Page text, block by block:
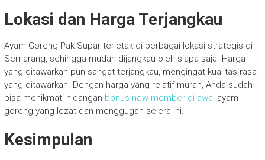
Lokasi dan Harga Terjangkau
Ayam Goreng Pak Supar terletak di berbagai lokasi strategis di
Semarang, sehingga mudah dijangkau oleh siapa saja. Harga
yang ditawarkan pun sangat terjangkau, mengingat kualitas rasa
yang ditawarkan. Dengan harga yang relatif murah, Anda sudah
bisa menikmati hidangan bonus new member di awal ayam
goreng yang lezat dan menggugah selera ini.
Kesimpulan